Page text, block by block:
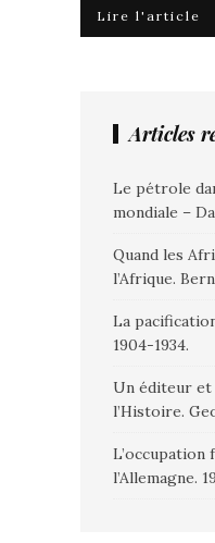
Lire l'article
Articles
Le pétrole
mondiale –
Quand les
l’Afrique.
La
1904-1934.
Un éditeur et
l’Histoire.
L’occupation
l’Allemagne.